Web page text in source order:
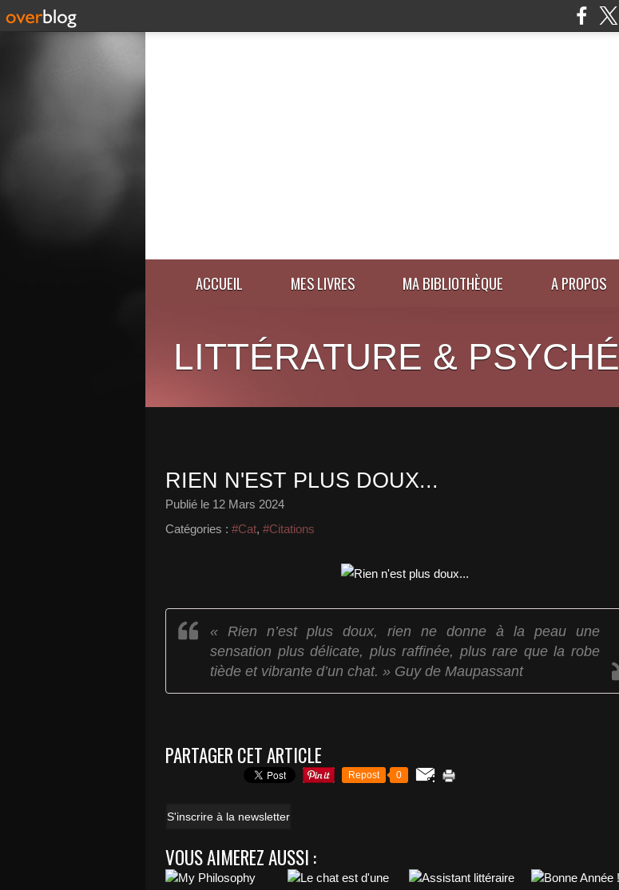
ACCUEIL MES LIVRES MA BIBLIOTHÈQUE A PROPOS
LITTÉRATURE & PSYCHÉ
RIEN N'EST PLUS DOUX...
Publié le 12 Mars 2024
Catégories : #Cat, #Citations
« Rien n’est plus doux, rien ne donne à la peau une
sensation plus délicate, plus raffinée, plus rare que la robe
tiède et vibrante d’un chat. » Guy de Maupassant
PARTAGER CET ARTICLE
Repost 0
S'inscrire à la newsletter
VOUS AIMEREZ AUSSI :